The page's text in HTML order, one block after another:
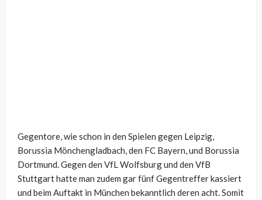
Gegentore, wie schon in den Spielen gegen Leipzig,
Borussia Mönchengladbach, den FC Bayern, und Borussia
Dortmund. Gegen den VfL Wolfsburg und den VfB
Stuttgart hatte man zudem gar fünf Gegentreffer kassiert
und beim Auftakt in München bekanntlich deren acht. Somit